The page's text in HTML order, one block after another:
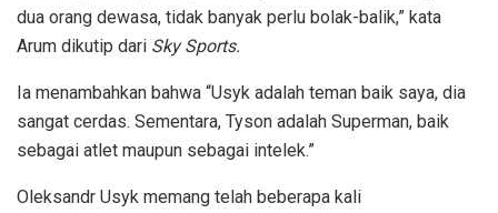
dua orang dewasa, tidak banyak perlu bolak-balik,” kata
Arum dikutip dari Sky Sports.
Ia menambahkan bahwa “Usyk adalah teman baik saya, dia
sangat cerdas. Sementara, Tyson adalah Superman, baik
sebagai atlet maupun sebagai intelek.”
Oleksandr Usyk memang telah beberapa kali